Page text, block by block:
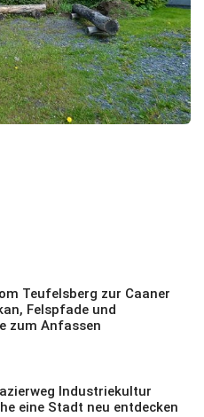
Teufelsberg zur Caaner
Felspfade und
zum Anfassen
Industriekultur
eine Stadt neu entdecken